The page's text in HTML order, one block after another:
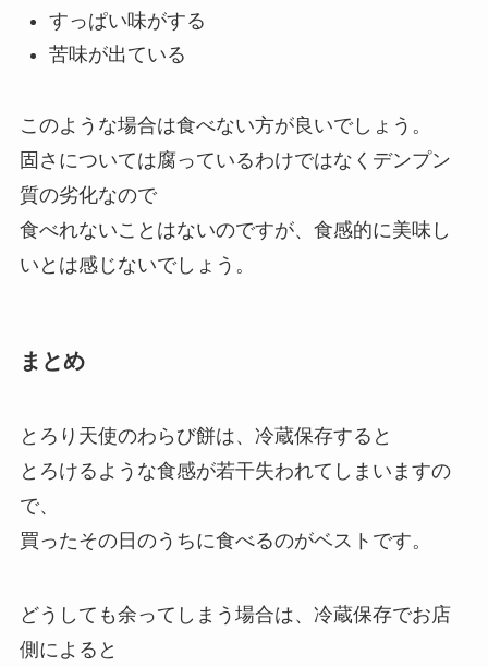
すっぱい味がする
苦味が出ている
このような場合は食べない方が良いでしょう。
固さについては腐っているわけではなくデンプン
質の劣化なので
食べれないことはないのですが、食感的に美味し
いとは感じないでしょう。
まとめ
とろり天使のわらび餅は、冷蔵保存すると
とろけるような食感が若干失われてしまいますの
で、
買ったその日のうちに食べるのがベストです。
どうしても余ってしまう場合は、冷蔵保存でお店
側によると